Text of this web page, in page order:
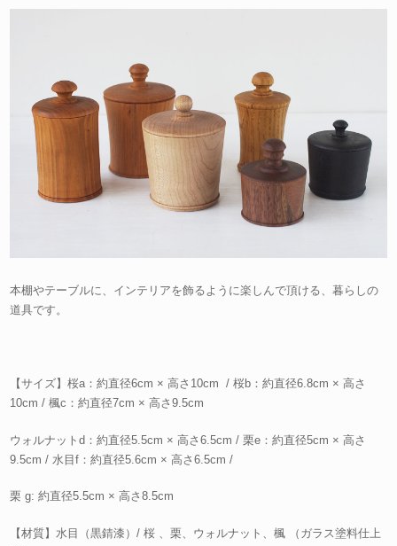
本棚やテーブルに、インテリアを飾るように楽しんで頂ける、暮らしの
道具です。
【サイズ】桜a：約直径6cm × 高さ10cm / 桜b：約直径6.8cm × 高さ
10cm / 楓c：約直径7cm × 高さ9.5cm
ウォルナットd：約直径5.5cm × 高さ6.5cm / 栗e：約直径5cm × 高さ
9.5cm / 水目f：約直径5.6cm × 高さ6.5cm /
栗 g: 約直径5.5cm × 高さ8.5cm
【材質】水目（黒錆漆）/ 桜 、栗、ウォルナット、楓 （ガラス塗料仕上